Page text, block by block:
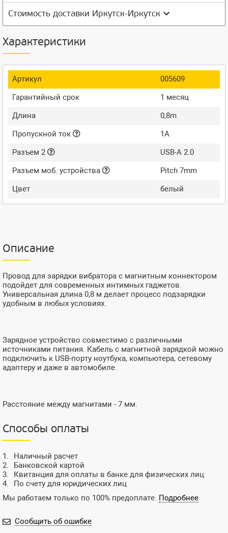
Стоимость доставки Иркутск-Иркутск
Характеристики
Артикул
005609
Гарантийный срок
1 месяц
Длина
0,8m
Пропускной ток
1A
Разъем 2
USB-A 2.0
Разъем моб. устройства
Pitch 7mm
Цвет
белый
Описание
Провод для зарядки вибратора с магнитным коннектором
подойдет для современных интимных гаджетов.
Универсальная длина 0,8 м делает процесс подзарядки
удобным в любых условиях.
Зарядное устройство совместимо с различными
источниками питания. Кабель с магнитной зарядкой можно
подключить к USB-порту ноутбука, компьютера, сетевому
адаптеру и даже в автомобиле.
Расстояние между магнитами - 7 мм.
Способы оплаты
Наличный расчет
Банковской картой
Квитанция для оплаты в банке для физических лиц
По счету для юридических лиц
Мы работаем только по 100% предоплате. Подробнее
Сообщить об ошибке